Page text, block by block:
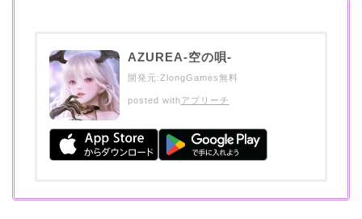
AZUREA-空の唄-
開発元: ZlongGames無料
posted withアプリーチ